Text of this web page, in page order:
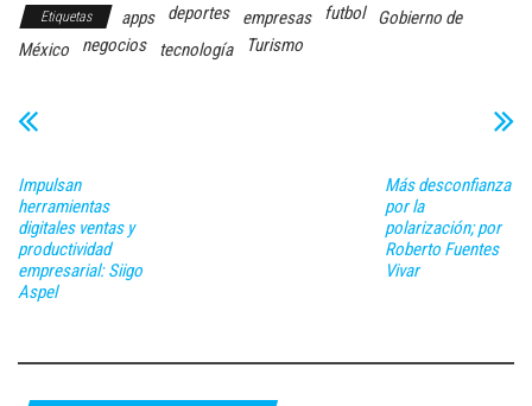
Etiquetas apps deportes empresas futbol
Gobierno de
México
negocios tecnología Turismo
Impulsan
herramientas
digitales ventas y
productividad
empresarial: Siigo
Aspel
Más desconfianza
por la
polarización; por
Roberto Fuentes
Vivar